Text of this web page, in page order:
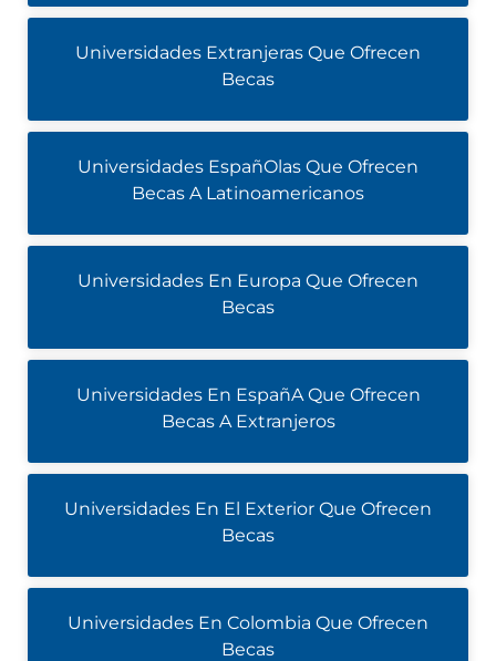
Universidades Extranjeras Que Ofrecen
Becas
Universidades EspañOlas Que Ofrecen
Becas A Latinoamericanos
Universidades En Europa Que Ofrecen
Becas
Universidades En EspañA Que Ofrecen
Becas A Extranjeros
Universidades En El Exterior Que Ofrecen
Becas
Universidades En Colombia Que Ofrecen
Becas